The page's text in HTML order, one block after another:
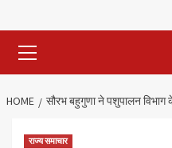
Menu
HOME सौरभ बहुगुणा ने पशुपालन विभाग
राज्य समाचार